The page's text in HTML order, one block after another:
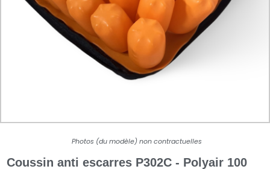
Photos (du modèle) non contractuelles
Coussin anti escarres P302C - Polyair 100